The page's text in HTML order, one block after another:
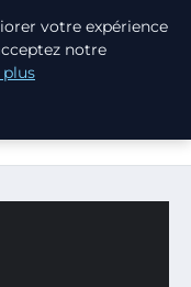
votre expérience
notre
plus